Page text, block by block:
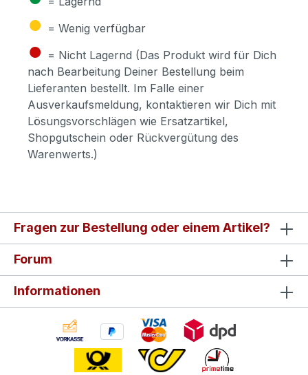
● = Wenig verfügbar
● = Nicht Lagernd (Das Produkt wird für Dich
nach Bearbeitung Deiner Bestellung beim
Lieferanten bestellt. Im Falle einer
Ausverkaufsmeldung, kontaktieren wir Dich mit
Lösungsvorschlägen wie Ersatzartikel,
Shopgutschein oder Rückvergütung des
Warenwerts.)
Fragen zur Bestellung oder einem Artikel?
Forum
Informationen